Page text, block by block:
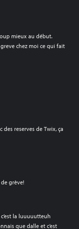
mieux au début.
chez moi ce qui fait
reserves de Twix, ça
grève!
la luuuuutteuh
que dalle et c’est